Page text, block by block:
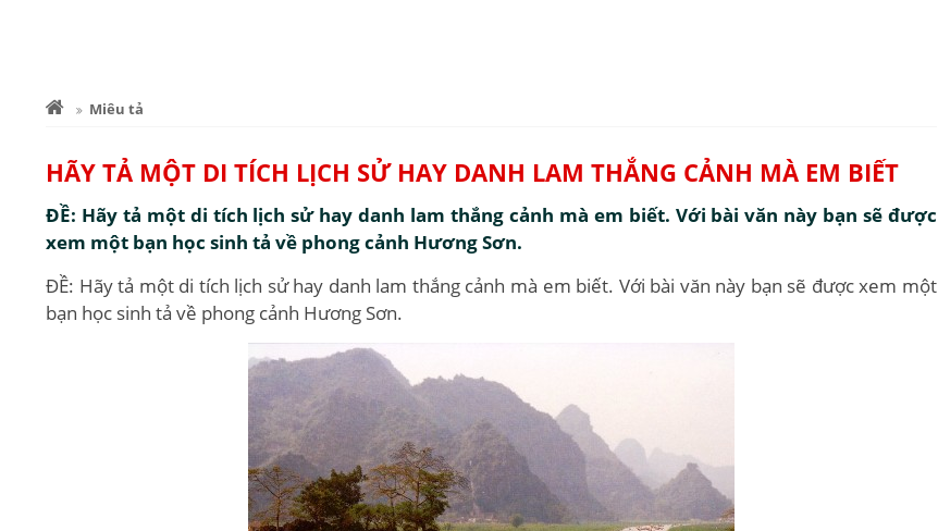
Miêu tả
HÃY TẢ MỘT DI TÍCH LỊCH SỬ HAY DANH LAM THẮNG CẢNH MÀ EM BIẾT
ĐỀ: Hãy tả một di tích lịch sử hay danh lam thắng cảnh mà em biết. Với bài văn này bạn sẽ được
xem một bạn học sinh tả về phong cảnh Hương Sơn.
ĐỀ: Hãy tả một di tích lịch sử hay danh lam thắng cảnh mà em biết. Với bài văn này bạn sẽ được xem một
bạn học sinh tả về phong cảnh Hương Sơn.